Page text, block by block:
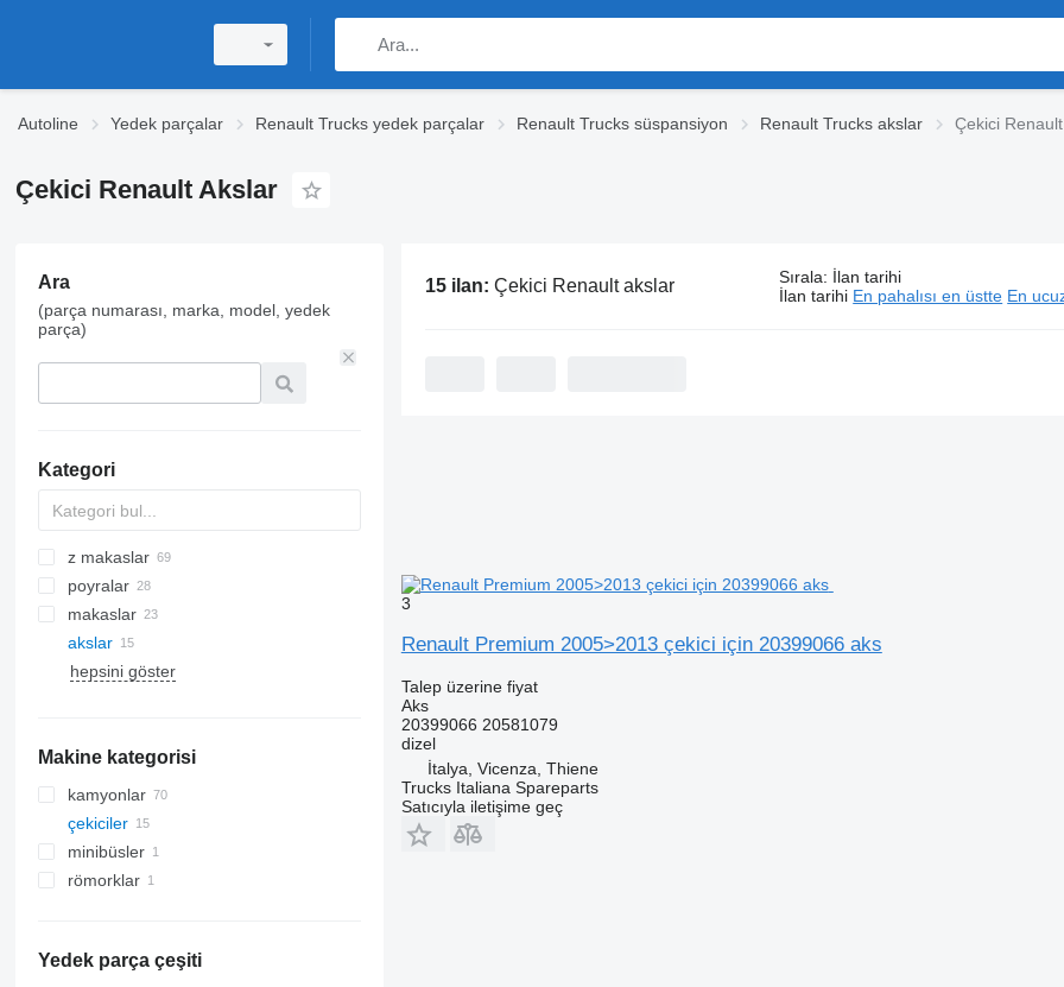
Autoline Yedek parçalar Renault Trucks yedek parçalar Renault Trucks süspansiyon Renault Trucks akslar Çekici
Çekici Renault Akslar
Ara
(parça numarası, marka, model, yedek
parça)
Kategori
z makaslar
poyralar
makaslar
akslar
hepsini göster
Makine kategorisi
kamyonlar
çekiciler
minibüsler
römorklar
Yedek parça çeşiti
15 ilan: Çekici Renault akslar Sırala: İlan tarihi
İlan tarihi En pahalısı en üstte En
3
Renault Premium 2005>2013 çekici için 20399066 aks
Talep üzerine fiyat
Aks
20399066 20581079
dizel
İtalya, Vicenza, Thiene
Trucks Italiana Spareparts
Satıcıyla iletişime geç